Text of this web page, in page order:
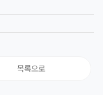
목록으로